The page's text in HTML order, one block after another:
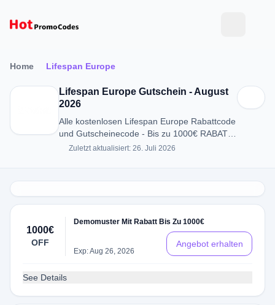
Home Lifespan Europe
Lifespan Europe Gutschein - August
2026
Alle kostenlosen Lifespan Europe Rabattcode
und Gutscheinecode - Bis zu 1000€ RABATT
in August 2026
Zuletzt aktualisiert: 26. Juli 2026
1000€
OFF
Demomuster Mit Rabatt Bis Zu 1000€
Exp: Aug 26, 2026
Angebot erhalten
See Details